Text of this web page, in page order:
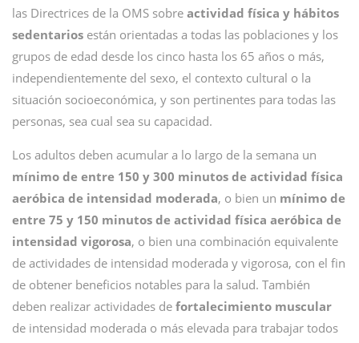
las Directrices de la OMS sobre actividad física y hábitos
sedentarios están orientadas a todas las poblaciones y los
grupos de edad desde los cinco hasta los 65 años o más,
independientemente del sexo, el contexto cultural o la
situación socioeconómica, y son pertinentes para todas las
personas, sea cual sea su capacidad.
Los adultos deben acumular a lo largo de la semana un
mínimo de entre 150 y 300 minutos de actividad física
aeróbica de intensidad moderada, o bien un mínimo de
entre 75 y 150 minutos de actividad física aeróbica de
intensidad vigorosa, o bien una combinación equivalente
de actividades de intensidad moderada y vigorosa, con el fin
de obtener beneficios notables para la salud. También
deben realizar actividades de fortalecimiento muscular
de intensidad moderada o más elevada para trabajar todos